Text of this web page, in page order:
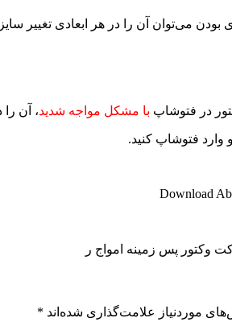
بودن می‌توان آن را در هر ابعادی تغییر
در فتوشاپ با مشکل مواجه شدید، آن را
فتوشاپ کنید.
Download
وکتور پس زمینه امواج ر
موردنیاز علامت‌گذاری شده‌اند *